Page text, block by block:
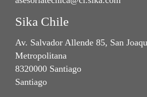
Sika Chile
Av. Salvador Allende 85, San
Metropolitana
8320000 Santiago
Santiago